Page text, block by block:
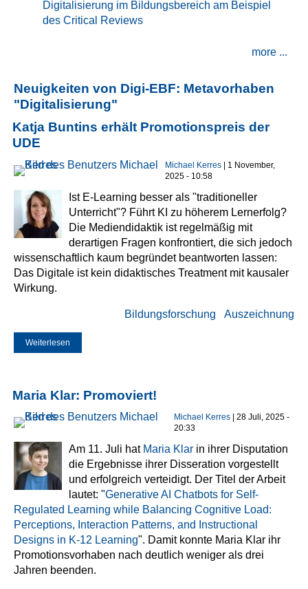
Digitalisierung im Bildungsbereich am Beispiel
des Critical Reviews
more ...
Neuigkeiten von Digi-EBF: Metavorhaben
"Digitalisierung"
Katja Buntins erhält Promotionspreis der
UDE
Michael Kerres| 1 November,
2025 - 10:58
Ist E-Learning besser als "traditioneller
Unterricht"? Führt KI zu höherem Lernerfolg?
Die Mediendidaktik ist regelmäßig mit
derartigen Fragen konfrontiert, die sich jedoch
wissenschaftlich kaum begründet beantworten lassen:
Das Digitale ist kein didaktisches Treatment mit kausaler
Wirkung.
Auszeichnung
Bildungsforschung
Weiterlesen
Maria Klar: Promoviert!
Michael Kerres | 28 Juli, 2025 -
20:33
Am 11. Juli hat Maria Klar in ihrer Disputation
die Ergebnisse ihrer Disseration vorgestellt
und erfolgreich verteidigt. Der Titel der Arbeit
lautet: "Generative AI Chatbots for Self-
Regulated Learning while Balancing Cognitive Load:
Perceptions, Interaction Patterns, and Instructional
Designs in K-12 Learning". Damit konnte Maria Klar ihr
Promotionsvorhaben nach deutlich weniger als drei
Jahren beenden.